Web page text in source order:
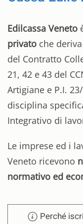
Edilcassa Veneto
privato che
del Contratto
21, 42 e 43 del
Artigiane e P.I.
disciplina
Integrativo di
Le imprese ed i
Veneto ricevono
normativo ed
Perché